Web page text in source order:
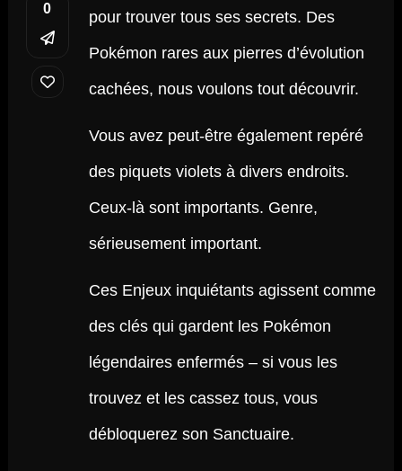
0
pour trouver tous ses secrets. Des
Pokémon rares aux pierres d’évolution
cachées, nous voulons tout découvrir.
Vous avez peut-être également repéré
des piquets violets à divers endroits.
Ceux-là sont importants. Genre,
sérieusement important.
Ces Enjeux inquiétants agissent comme
des clés qui gardent les Pokémon
légendaires enfermés – si vous les
trouvez et les cassez tous, vous
débloquerez son Sanctuaire.